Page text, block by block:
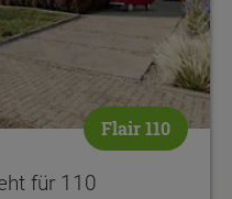
Flair 110
für 110